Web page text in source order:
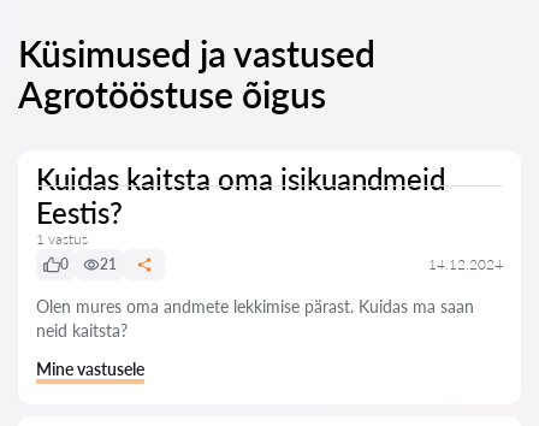
Küsimused ja vastused
Agrotööstuse õigus
Kuidas kaitsta oma isikuandmeid
Eestis?
1 vastus
0
21 14.12.2024
Olen mures oma andmete lekkimise pärast. Kuidas ma saan
neid kaitsta?
Mine vastusele